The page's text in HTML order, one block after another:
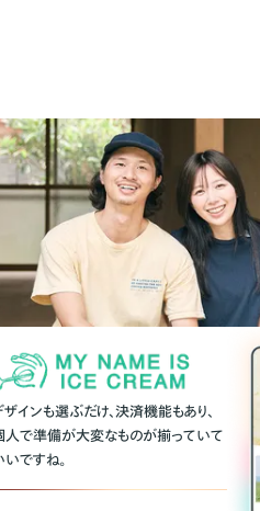
ザインも選ぶだけ、決済機能もあり、
人で準備が大変なものが揃っていて
いですね。